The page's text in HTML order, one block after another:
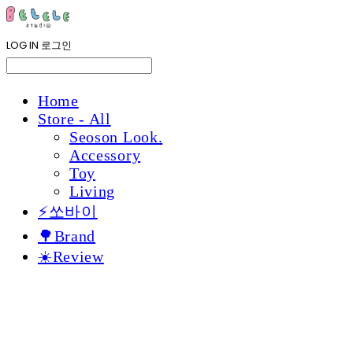
LOG IN 로그인
Home
Store - All
Seoson Look.
Accessory
Toy
Living
⚡쏘바이
🌳Brand
☀️Review